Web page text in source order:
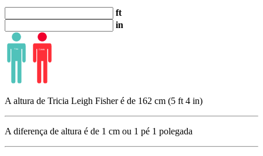
ft
in
A altura de Tricia Leigh Fisher é de 162 cm (5 ft 4 in)
A diferença de altura é de 1 cm ou 1 pé 1 polegada